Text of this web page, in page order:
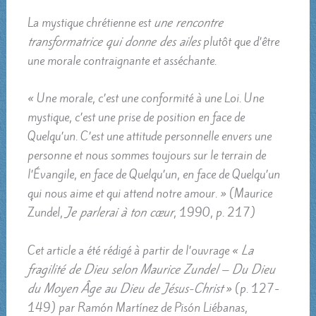
La mystique chrétienne estune rencontre
transformatrice qui donne des ailesplutôt que d’être
une morale contraignante et asséchante.
« Une morale, c’est une conformité à une Loi. Une
mystique, c’est une prise de position en face de
Quelqu’un. C’est une attitude personnelle envers une
personne et nous sommes toujours sur le terrain de
l’Évangile, en face de Quelqu’un, en face de Quelqu’un
qui nous aime et qui attend notre amour. » (Maurice
Zundel, Je parlerai à ton cœur, 1990, p. 217)
Cet article a été rédigé à partir de l’ouvrage « La
fragilité de Dieu selon Maurice Zundel – Du Dieu
du Moyen Âge au Dieu de Jésus-Christ» (p. 127-
149) par Ramón Martínez de Pisón Liébanas,